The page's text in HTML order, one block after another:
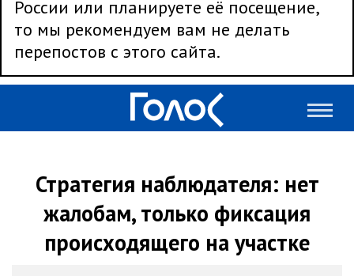
России или планируете её посещение,
то мы рекомендуем вам не делать
перепостов с этого сайта.
Стратегия наблюдателя: нет
жалобам, только фиксация
происходящего на участке